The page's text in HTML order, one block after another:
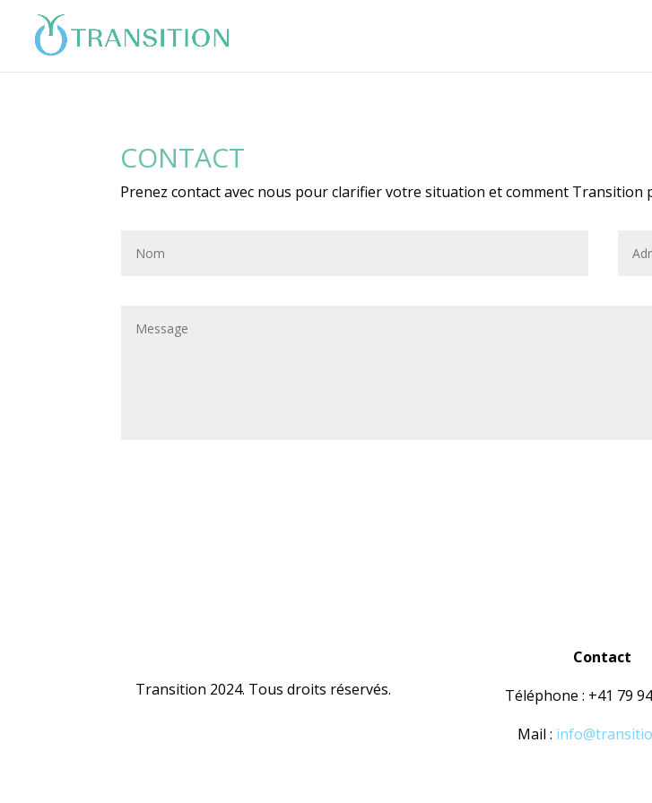
CONTACT
Prenez contact avec nous pour clarifier votre situation et comment
Transition 2024. Tous droits réservés.
Contact
Téléphone : +41 79
Mail :